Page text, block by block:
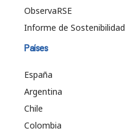
ObservaRSE
Informe de Sostenibilidad
Países
España
Argentina
Chile
Colombia